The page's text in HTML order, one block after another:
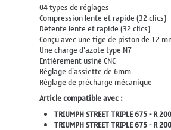
04 types de réglages
Compression lente et rapide (32 clics)
Détente lente et rapide (32 clics)
Conçu avec une tige de piston de 12
Une charge d'azote type N7
Entièrement usiné CNC
Réglage d'assiette de 6mm
Réglage de précharge mécanique
Article compatible avec :
TRIUMPH STREET TRIPLE 675 - R
TRIUMPH STREET TRIPLE 675 - R